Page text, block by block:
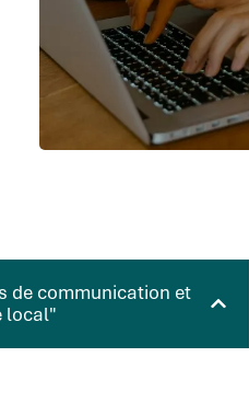
de communication et
local"